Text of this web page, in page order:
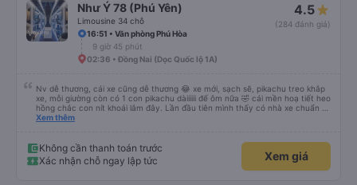
Như Ý 78 (Phú Yên)
Limousine 34 chỗ
4.5
(284 đánh giá)
16:51 • Văn phòng Phú Hòa
9 giờ 45 phút
02:36 • Đồng Nai (Dọc Quốc lộ 1A)
Nv dễ thương, cái xe cũng dễ thương 😂 xe mới, sạch sẽ, pikachu treo khắp
xe, mỗi giường còn có 1 con pikachu dàiiiiii để ôm nữa 🤣 cái mền hoạ tiết heo
hồng chắc con nít khoái lắm đây. Lần đầu tiên mình thấy có nhà xe chuẩn bị
cả bàn chải đánh răng. Có 2 ông bà cụ lên xe còn được nv dẫn tới tận nơi để
Xem thêm
Không cần thanh toán trước
Xác nhận chỗ ngay lập tức
Xem giá